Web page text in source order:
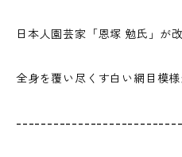
日本人園芸家「恩塚 勉氏」が
全身を覆い尽くす白い網目模様